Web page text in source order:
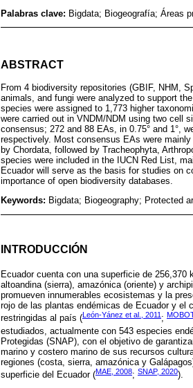
Palabras clave: Bigdata; Biogeografía; Áreas
ABSTRACT
From 4 biodiversity repositories (GBIF, NHM,
animals, and fungi were analyzed to support
species were assigned to 1,773 higher
were carried out in VNDM/NDM using two cell
consensus; 272 and 88 EAs, in 0.75° and 1°,
respectively. Most consensus EAs were
by Chordata, followed by Tracheophyta,
species were included in the IUCN Red List,
Ecuador will serve as the basis for studies on
importance of open biodiversity databases.
Keywords: Bigdata; Biogeography; Protected
INTRODUCCIÓN
Ecuador cuenta con una superficie de 256,370
altoandina (sierra), amazónica (oriente) y
promueven innumerables ecosistemas y la
rojo de las plantas endémicas de Ecuador y el
restringidas al país (León-Yánez et al., 2011;
estudiados, actualmente con 543 especies
Protegidas (SNAP), con el objetivo de
marino y costero marino de sus recursos
regiones (costa, sierra, amazónica y
superficie del Ecuador (MAE, 2008; SNAP, 2020).